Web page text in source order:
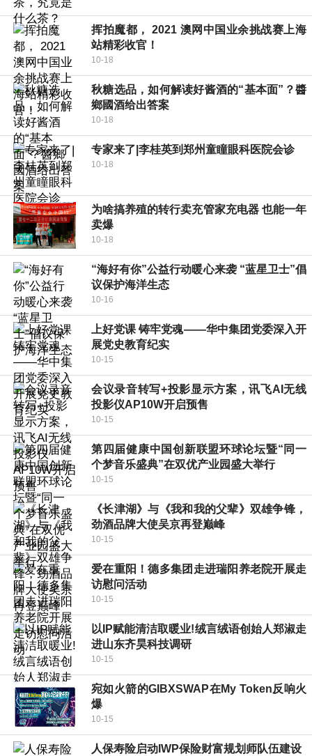
挥拍魔都， 2021 澳网中国业余挑战赛上海
站精彩收官！
10-18
秋糖选品，如何解读好酱酒的“基本面”？醬
鄉國酒给出答案
10-18
专家来了|李桂英到郑州童瞳眼科医院会诊
10-18
为啥搞养殖的转行卖充管家充电器 也能一年
卖爆
10-18
“海好有你”公益行动暖心来袭 “蓝星卫士”倡
议保护海洋生态
10-16
上好党课 铸牢党魂——华中集团党委深入开
展党史教育纪实
10-15
会议录音转写+投影显示方案，讯飞AI无线
投影仪AP10W开启预售
10-15
第四届健康中国创新联盟环球论坛暨“同一
个梦音乐盛典”在双优产业园盛大举行
10-15
《长津湖》与《我和我的父辈》双雄争锋，
劲酒品牌大使吴京再登巅峰
10-15
爱在重阳！德多集团走进瑞阳养老院开展走
访慰问活动
10-15
以IP赋能清洁取暖业!绒言绒语创始人郑淑走
进山东齐昊科技调研
10-15
宛如火箭的GIBXSWAP在My Token反响火
爆
10-15
人保寿险启动IWP保险财富规划师队伍建设